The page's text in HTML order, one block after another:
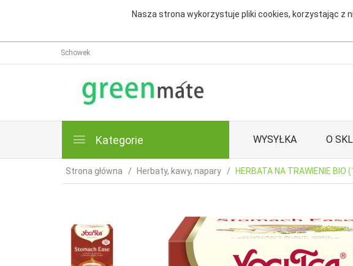
Nasza strona wykorzystuje pliki cookies, korzystając z
Schowek
Kategorie WYSYŁKA O
Strona główna Herbaty, kawy, napary HERBATA NA TRAWIENIE